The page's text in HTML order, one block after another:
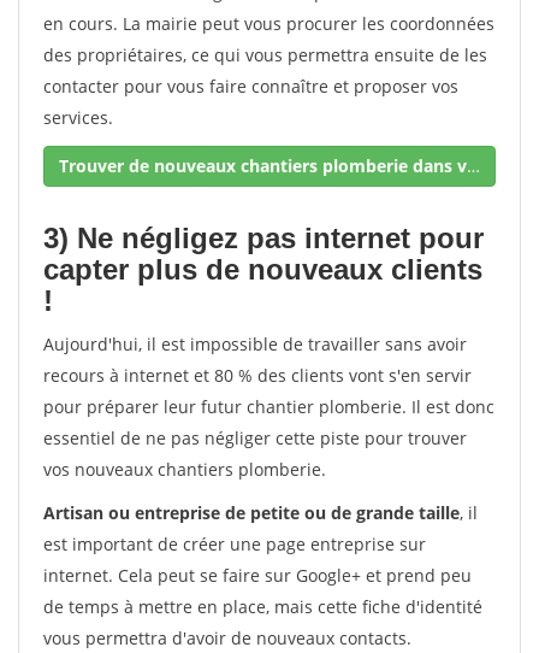
en cours. La mairie peut vous procurer les coordonnées
des propriétaires, ce qui vous permettra ensuite de les
contacter pour vous faire connaître et proposer vos
services.
Trouver de nouveaux chantiers plomberie dans votre secteur !
3) Ne négligez pas internet pour
capter plus de nouveaux clients
!
Aujourd'hui, il est impossible de travailler sans avoir
recours à internet et 80 % des clients vont s'en servir
pour préparer leur futur chantier plomberie. Il est donc
essentiel de ne pas négliger cette piste pour trouver
vos nouveaux chantiers plomberie.
Artisan ou entreprise de petite ou de grande taille, il
est important de créer une page entreprise sur
internet. Cela peut se faire sur Google+ et prend peu
de temps à mettre en place, mais cette fiche d'identité
vous permettra d'avoir de nouveaux contacts.